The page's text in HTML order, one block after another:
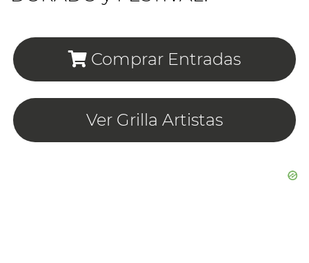
Comprar Entradas
Ver Grilla Artistas